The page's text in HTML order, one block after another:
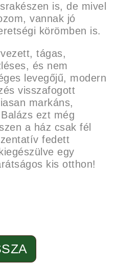
is, de mivel
vannak jó
körömben is.
tágas,
és nem
levegőjű, modern
visszafogott
markáns,
ezt még
a ház csak fél
fedett
egy
kis otthon!